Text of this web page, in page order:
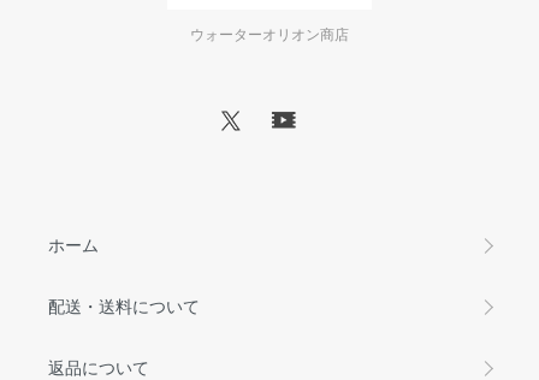
ウォーターオリオン商店
ホーム
配送・送料について
返品について